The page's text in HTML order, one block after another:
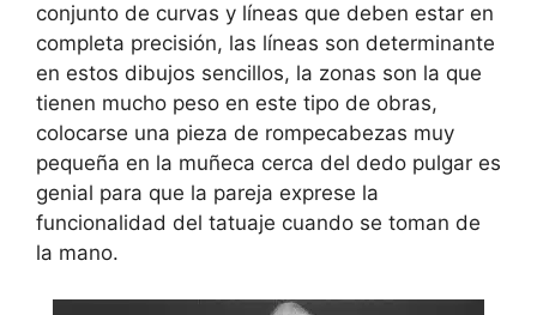
conjunto de curvas y líneas que deben estar en
completa precisión, las líneas son determinante
en estos dibujos sencillos, la zonas son la que
tienen mucho peso en este tipo de obras,
colocarse una pieza de rompecabezas muy
pequeña en la muñeca cerca del dedo pulgar es
genial para que la pareja exprese la
funcionalidad del tatuaje cuando se toman de
la mano.